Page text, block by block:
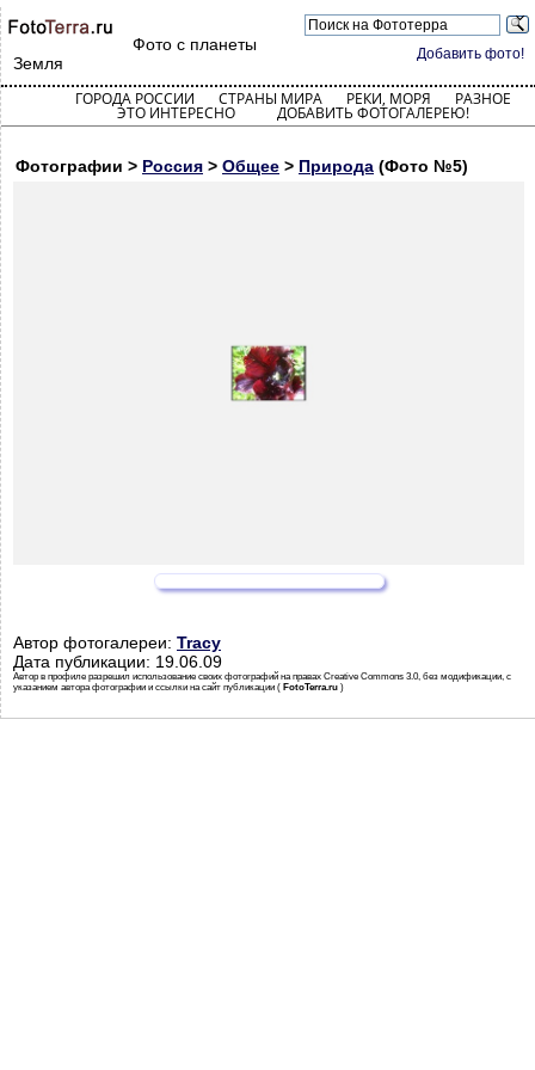
Добавить фото!
Фото с планеты
Земля
ГОРОДА РОССИИ СТРАНЫ МИРА РЕКИ, МОРЯ РАЗНОЕ
ЭТО ИНТЕРЕСНО ДОБАВИТЬ ФОТОГАЛЕРЕЮ!
Фотографии > Россия > Общее > Природа (Фото №5)
Автор фотогалереи: Tracy
Дата публикации: 19.06.09
Автор в профиле разрешил использование своих фотографий на правах Creative Commons 3.0, без модификации, с
указанием автора фотографии и ссылки на сайт публикации ( FotoTerra.ru )